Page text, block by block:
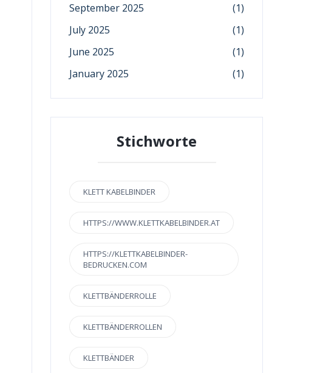
September 2025
(1)
July 2025
(1)
June 2025
(1)
January 2025
(1)
Stichworte
KLETT KABELBINDER
HTTPS://WWW.KLETTKABELBINDER.AT
HTTPS://KLETTKABELBINDER-
BEDRUCKEN.COM
KLETTBÄNDERROLLE
KLETTBÄNDERROLLEN
KLETTBÄNDER